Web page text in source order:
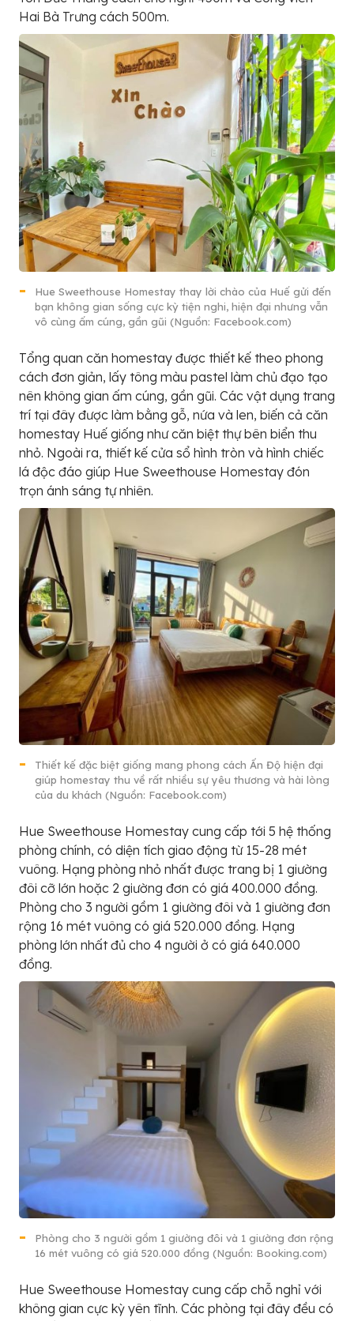
Hai Bà Trưng cách 500m.
Hue Sweethouse Homestay thay lời chào của Huế gửi đến
bạn không gian sống cực kỳ tiện nghi, hiện đại nhưng vẫn
vô cùng ấm cúng, gần gũi (Nguồn: Facebook.com)
Tổng quan căn homestay được thiết kế theo phong
cách đơn giản, lấy tông màu pastel làm chủ đạo tạo
nên không gian ấm cúng, gần gũi. Các vật dụng trang
trí tại đây được làm bằng gỗ, nứa và len, biến cả căn
homestay Huế giống như căn biệt thự bên biển thu
nhỏ. Ngoài ra, thiết kế cửa sổ hình tròn và hình chiếc
lá độc đáo giúp Hue Sweethouse Homestay đón
trọn ánh sáng tự nhiên.
Thiết kế đặc biệt giống mang phong cách Ấn Độ hiện đại
giúp homestay thu về rất nhiều sự yêu thương và hài lòng
của du khách (Nguồn: Facebook.com)
Hue Sweethouse Homestay cung cấp tới 5 hệ thống
phòng chính, có diện tích giao động từ 15-28 mét
vuông. Hạng phòng nhỏ nhất được trang bị 1 giường
đôi cỡ lớn hoặc 2 giường đơn có giá 400.000 đồng.
Phòng cho 3 người gồm 1 giường đôi và 1 giường đơn
rộng 16 mét vuông có giá 520.000 đồng. Hạng
phòng lớn nhất đủ cho 4 người ở có giá 640.000
đồng.
Phòng cho 3 người gồm 1 giường đôi và 1 giường đơn rộng
16 mét vuông có giá 520.000 đồng (Nguồn: Booking.com)
Hue Sweethouse Homestay cung cấp chỗ nghỉ với
không gian cực kỳ yên tĩnh. Các phòng tại đây đều có